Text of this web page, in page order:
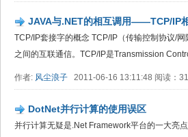
JAVA与.NET的相互调用——TCP/IP
TCP/IP套接字的概念 TCP/IP（传输控制协议/
之间的互联通信。TCP/IP是Transmission
作者: 风尘浪子 2011-06-16 13:11:48 阅读：
DotNet并行计算的使用误区
并行计算无疑是.Net Framework平台的一大亮